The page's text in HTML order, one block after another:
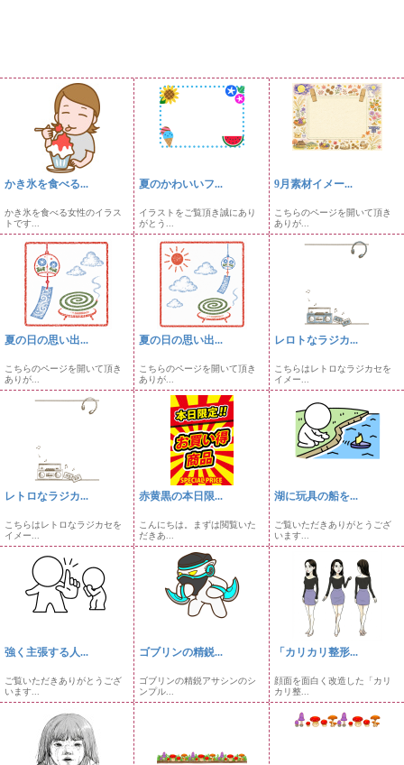
かき氷を食べる...
かき氷を食べる女性のイラス
トです...
夏のかわいいフ...
イラストをご覧頂き誠にあり
がとう...
9月素材イメー...
こちらのページを開いて頂き
ありが...
夏の日の思い出...
こちらのページを開いて頂き
ありが...
夏の日の思い出...
こちらのページを開いて頂き
ありが...
レロトなラジカ...
こちらはレトロなラジカセを
イメー...
レトロなラジカ...
こちらはレトロなラジカセを
イメー...
赤黄黒の本日限...
こんにちは。まずは閲覧いた
だきあ...
湖に玩具の船を...
ご覧いただきありがとうござ
います...
強く主張する人...
ご覧いただきありがとうござ
います...
ゴブリンの精鋭...
ゴブリンの精鋭アサシンのシ
ンプル...
「カリカリ整形...
顔面を面白く改造した「カリ
カリ整...